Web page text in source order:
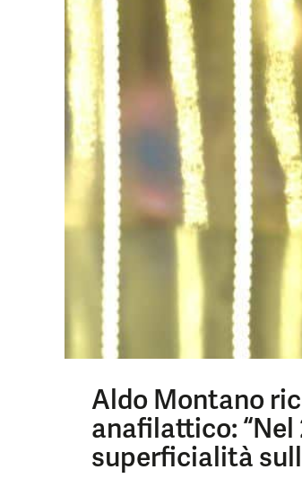
Aldo Montano
anafilattico:
superficialità